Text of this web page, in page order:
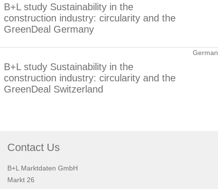
B+L study Sustainability in the
construction industry: circularity and the
GreenDeal Germany
B+L study Sustainability in the
construction industry: circularity and the
GreenDeal Switzerland
German
Contact Us
B+L Marktdaten GmbH
Markt 26